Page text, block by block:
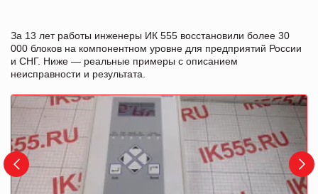
За 13 лет работы инженеры ИК 555 восстановили более 30
000 блоков на компонентном уровне для предприятий России
и СНГ. Ниже — реальные примеры с описанием
неисправности и результата.